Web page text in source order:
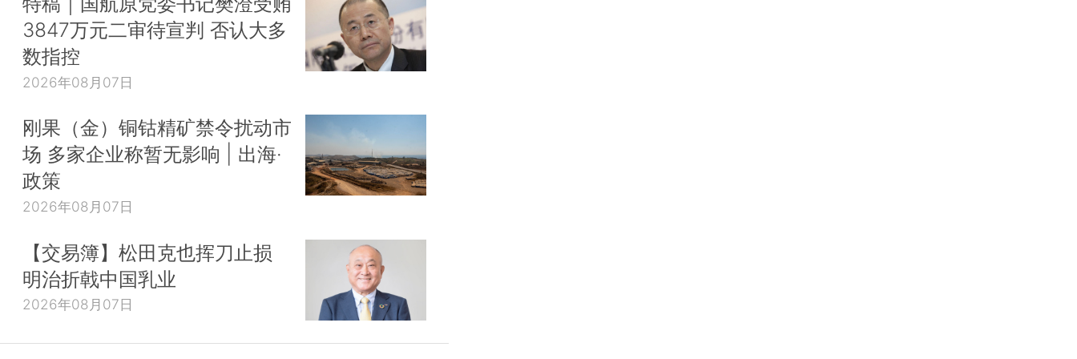
3847万元二审待宣判 否认大多
数指控
2026年08月07日
刚果（金）铜钴精矿禁令扰动市
场 多家企业称暂无影响 | 出海·
政策
2026年08月07日
【交易簿】松田克也挥刀止损
明治折戟中国乳业
2026年08月07日